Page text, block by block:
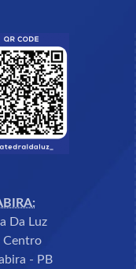
Da Luz
Centro
- PB